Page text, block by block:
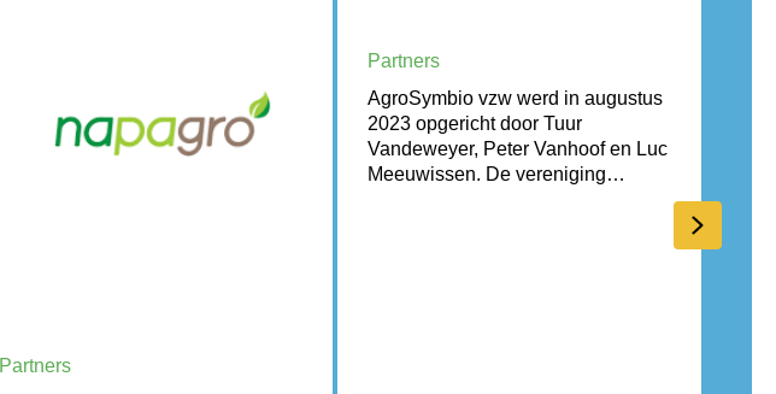
Partners
Partners
AgroSymbio vzw werd in augustus
2023 opgericht door Tuur
Vandeweyer, Peter Vanhoof en Luc
Meeuwissen. De vereniging…
Next